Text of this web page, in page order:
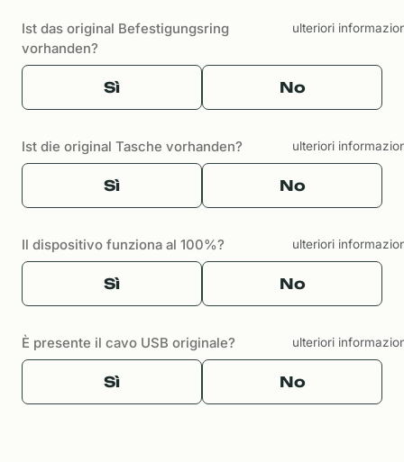
Ist das original Befestigungsring
vorhanden?
ulteriori
Sì No
Ist die original Tasche vorhanden? ulteriori
Sì No
Il dispositivo funziona al 100%? ulteriori
Sì No
È presente il cavo USB originale? ulteriori
Sì No